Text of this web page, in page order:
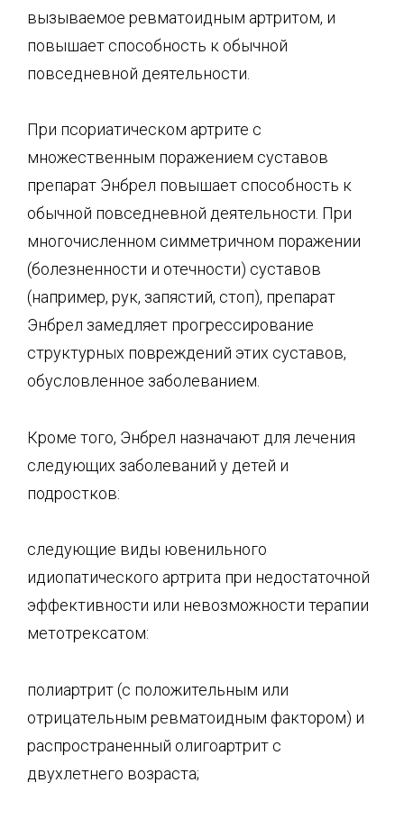
вызываемое ревматоидным артритом, и
повышает способность к обычной
повседневной деятельности.
При псориатическом артрите с
множественным поражением суставов
препарат Энбрел повышает способность к
обычной повседневной деятельности. При
многочисленном симметричном поражении
(болезненности и отечности) суставов
(например, рук, запястий, стоп), препарат
Энбрел замедляет прогрессирование
структурных повреждений этих суставов,
обусловленное заболеванием.
Кроме того, Энбрел назначают для лечения
следующих заболеваний у детей и
подростков:
следующие виды ювенильного
идиопатического артрита при недостаточной
эффективности или невозможности терапии
метотрексатом:
полиартрит (с положительным или
отрицательным ревматоидным фактором) и
распространенный олигоартрит с
двухлетнего возраста;